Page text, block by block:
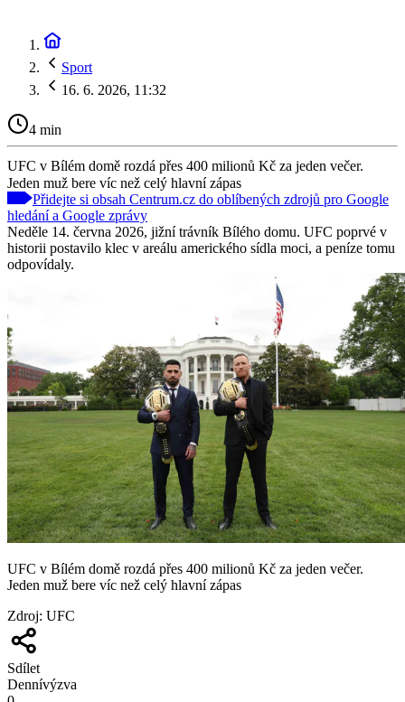
Sport
16. 6. 2026, 11:32
4 min
UFC v Bílém domě rozdá přes 400 milionů Kč za jeden večer.
Jeden muž bere víc než celý hlavní zápas
Přidejte si obsah Centrum.cz do oblíbených zdrojů pro Google
hledání a Google zprávy
Neděle 14. června 2026, jižní trávník Bílého domu. UFC poprvé v
historii postavilo klec v areálu amerického sídla moci, a peníze tomu
odpovídaly.
UFC v Bílém domě rozdá přes 400 milionů Kč za jeden večer.
Jeden muž bere víc než celý hlavní zápas
Zdroj: UFC
Sdílet
Dennívýzva